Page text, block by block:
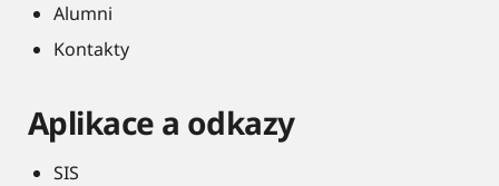
Alumni
Kontakty
Aplikace a odkazy
SIS